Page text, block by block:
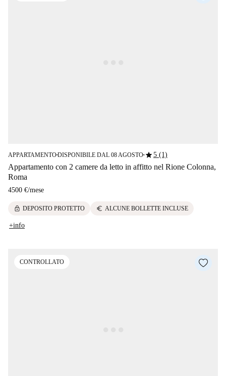
APPARTAMENTO■DISPONIBILE DAL 08 AGOSTO■star5 (1)
Appartamento con 2 camere da letto in affitto nel Rione Colonna,
Roma
4500 €/mese
lock DEPOSITO PROTETTO euro ALCUNE BOLLETTE INCLUSE
+info
CONTROLLATO